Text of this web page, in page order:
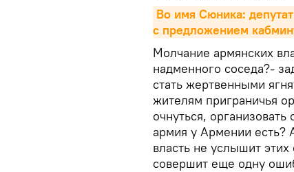
Во имя Сюника:
с предложением
Молчание армянских
надменного соседа?-
стать жертвенными
жителям приграничья
очнуться,
армия у Армении есть?
власть не услышит
совершит еще одну